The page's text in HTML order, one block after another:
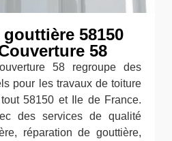
58150
58
58 regroupe des
pour les travaux de toiture
58150 et Ile de France.
des services de qualité
réparation de gouttière,